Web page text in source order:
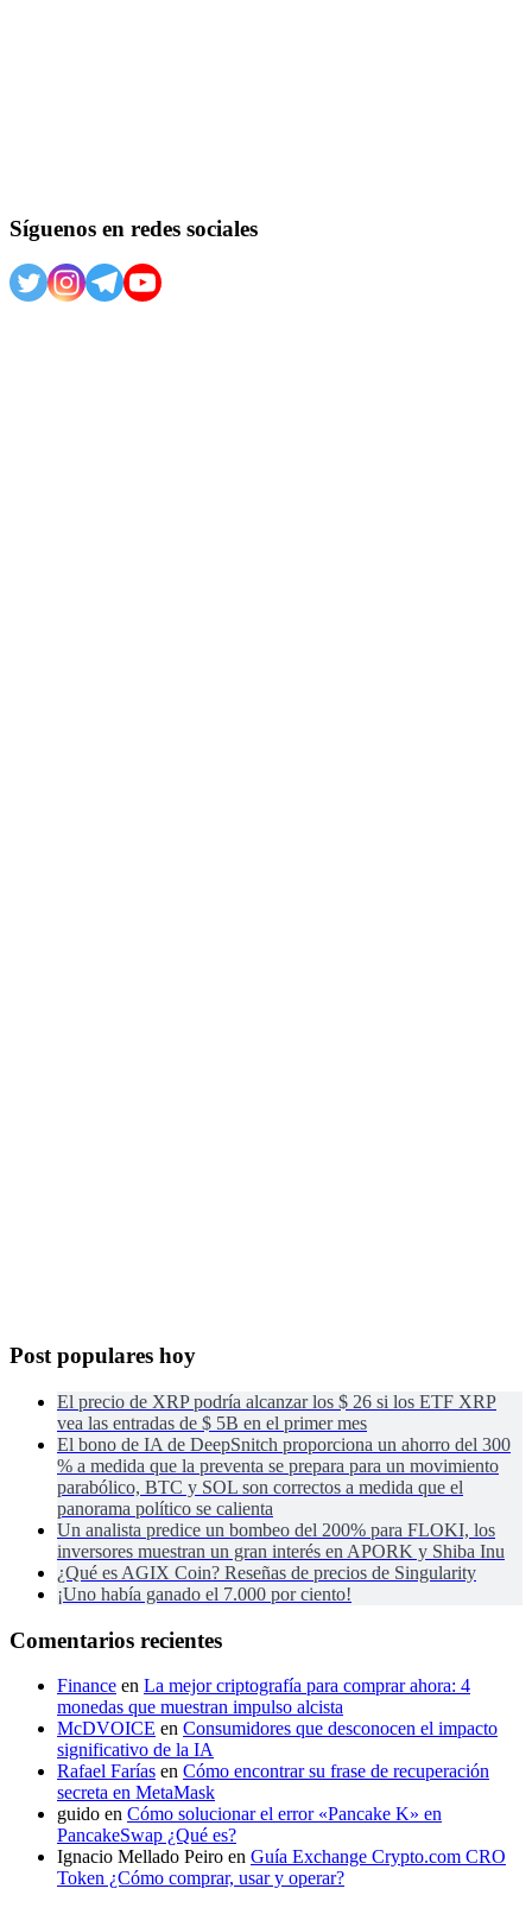
Síguenos en redes sociales
Post populares hoy
El precio de XRP podría alcanzar los $ 26 si los ETF XRP
vea las entradas de $ 5B en el primer mes
El bono de IA de DeepSnitch proporciona un ahorro del 300
% a medida que la preventa se prepara para un movimiento
parabólico, BTC y SOL son correctos a medida que el
panorama político se calienta
Un analista predice un bombeo del 200% para FLOKI, los
inversores muestran un gran interés en APORK y Shiba Inu
¿Qué es AGIX Coin? Reseñas de precios de Singularity
¡Uno había ganado el 7.000 por ciento!
Comentarios recientes
Finance en La mejor criptografía para comprar ahora: 4
monedas que muestran impulso alcista
McDVOICE en Consumidores que desconocen el impacto
significativo de la IA
Rafael Farías en Cómo encontrar su frase de recuperación
secreta en MetaMask
guido en Cómo solucionar el error «Pancake K» en
PancakeSwap ¿Qué es?
Ignacio Mellado Peiro en Guía Exchange Crypto.com CRO
Token ¿Cómo comprar, usar y operar?